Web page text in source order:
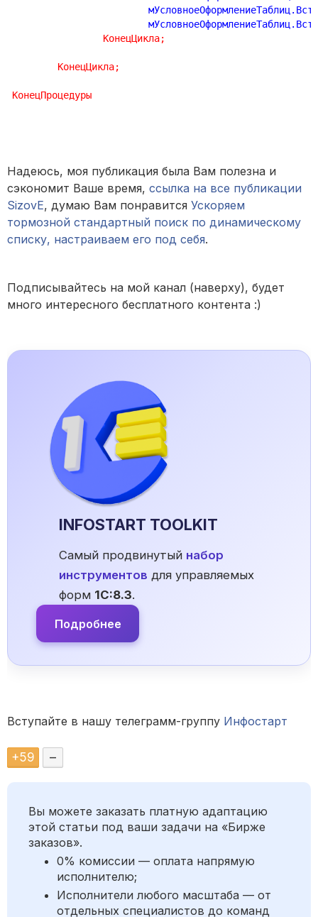
КонецЦикла;
КонецЦикла;
КонецПроцедуры
Надеюсь, моя публикация была Вам полезна и
сэкономит Ваше время, ссылка на все публикации
SizovE, думаю Вам понравится Ускоряем
тормозной стандартный поиск по динамическому
списку, настраиваем его под себя.
Подписывайтесь на мой канал (наверху), будет
много интересного бесплатного контента :)
INFOSTART TOOLKIT
Самый продвинутый набор
инструментов для управляемых
форм 1С:8.3.
Подробнее
Вступайте в нашу телеграмм-группу Инфостарт
+59 –
Вы можете заказать платную адаптацию
этой статьи под ваши задачи на «Бирже
заказов».
0% комиссии — оплата напрямую
исполнителю;
Исполнители любого масштаба — от
отдельных специалистов до команд